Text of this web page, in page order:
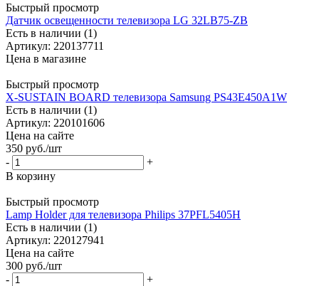
Быстрый просмотр
Датчик освещенности телевизора LG 32LB75-ZB
Есть в наличии (1)
Артикул: 220137711
Цена в магазине
Быстрый просмотр
X-SUSTAIN BOARD телевизора Samsung PS43E450A1W
Есть в наличии (1)
Артикул: 220101606
Цена на сайте
350 руб./шт
-
+
В корзину
Быстрый просмотр
Lamp Holder для телевизора Philips 37PFL5405H
Есть в наличии (1)
Артикул: 220127941
Цена на сайте
300 руб./шт
-
+